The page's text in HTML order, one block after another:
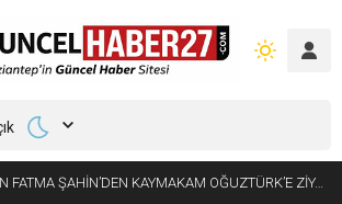
AK BALIKÇILLAR AĞAÇLARI BEYAZA BÜRÜDÜ